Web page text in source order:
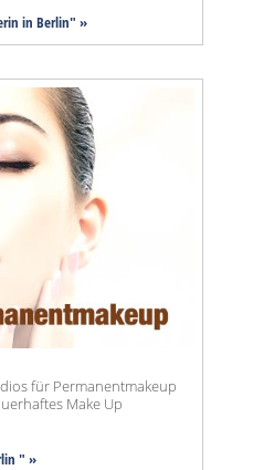
in Berlin" »
für Permanentmakeup
Make Up
" »